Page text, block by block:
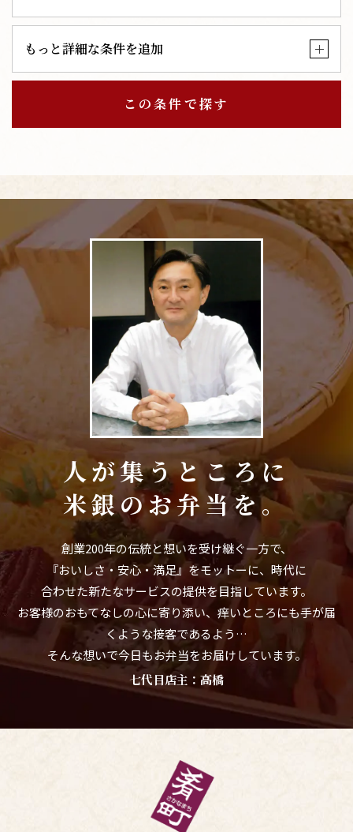
もっと詳細な条件を追加
この条件で探す
人が集うところに
米銀のお弁当を。
創業200年の伝統と想いを受け継ぐ一方で、
『おいしさ・安心・満足』をモットーに、時代に
合わせた新たなサービスの提供を目指しています。
お客様のおもてなしの心に寄り添い、痒いところにも手が届
くような接客であるよう…
そんな想いで今日もお弁当をお届けしています。
七代目店主：高橋